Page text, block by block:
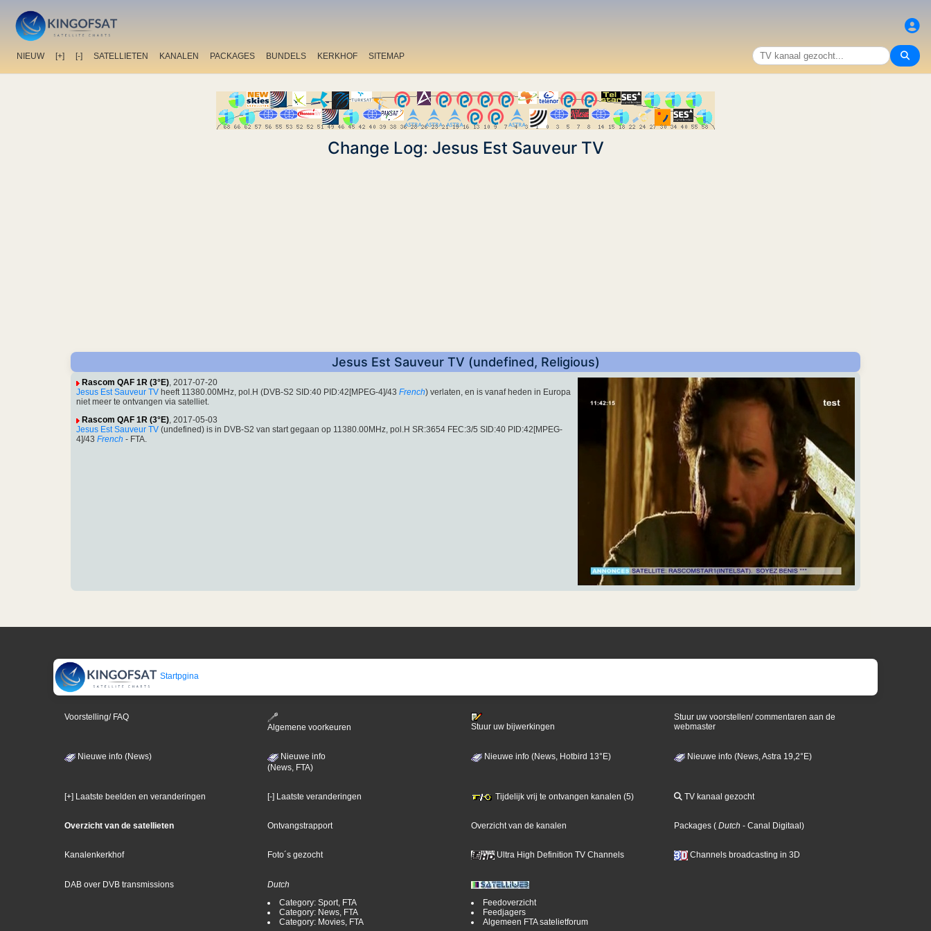
NIEUW [+] [-] SATELLIETEN KANALEN PACKAGES BUNDELS KERKHOF SITEMAP
Change Log: Jesus Est Sauveur TV
Jesus Est Sauveur TV (undefined, Religious)
Rascom QAF 1R (3°E), 2017-07-20
Jesus Est Sauveur TV heeft 11380.00MHz, pol.H (DVB-S2 SID:40 PID:42[MPEG-4]/43 French) verlaten, en is vanaf heden in Europa
niet meer te ontvangen via satelliet.
Rascom QAF 1R (3°E), 2017-05-03
Jesus Est Sauveur TV (undefined) is in DVB-S2 van start gegaan op 11380.00MHz, pol.H SR:3654 FEC:3/5 SID:40 PID:42[MPEG-
4]/43 French - FTA.
Startpgina
Voorstelling/ FAQ
Algemene voorkeuren
Stuur uw bijwerkingen
Stuur uw voorstellen/ commentaren aan de
webmaster
Nieuwe info (News)
Nieuwe info
(News, FTA)
Nieuwe info (News, Hotbird 13°E) Nieuwe info (News, Astra 19,2°E)
[+] Laatste beelden en veranderingen [-] Laatste veranderingen Tijdelijk vrij te ontvangen kanalen (5) TV kanaal gezocht
Overzicht van de satellieten Ontvangstrapport Overzicht van de kanalen Packages ( Dutch - Canal Digitaal)
Kanalenkerkhof Foto´s gezocht Ultra High Definition TV Channels Channels broadcasting in 3D
DAB over DVB transmissions
Dutch
Category: Sport, FTA
Category: News, FTA
Category: Movies, FTA
Feedoverzicht
Feedjagers
Algemeen FTA satelietforum